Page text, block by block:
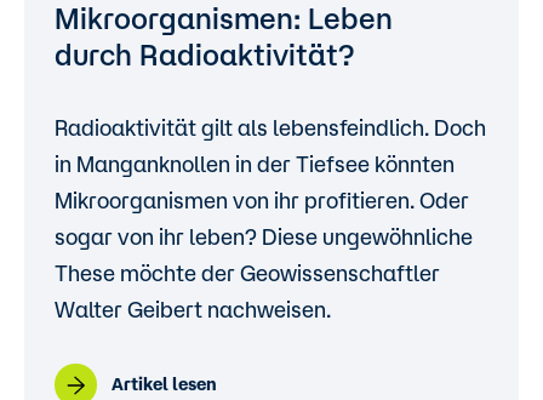
Mikroorganismen: Leben
durch Radioaktivität?
Radioaktivität gilt als lebensfeindlich. Doch
in Manganknollen in der Tiefsee könnten
Mikroorganismen von ihr profitieren. Oder
sogar von ihr leben? Diese ungewöhnliche
These möchte der Geowissenschaftler
Walter Geibert nachweisen.
Artikel lesen